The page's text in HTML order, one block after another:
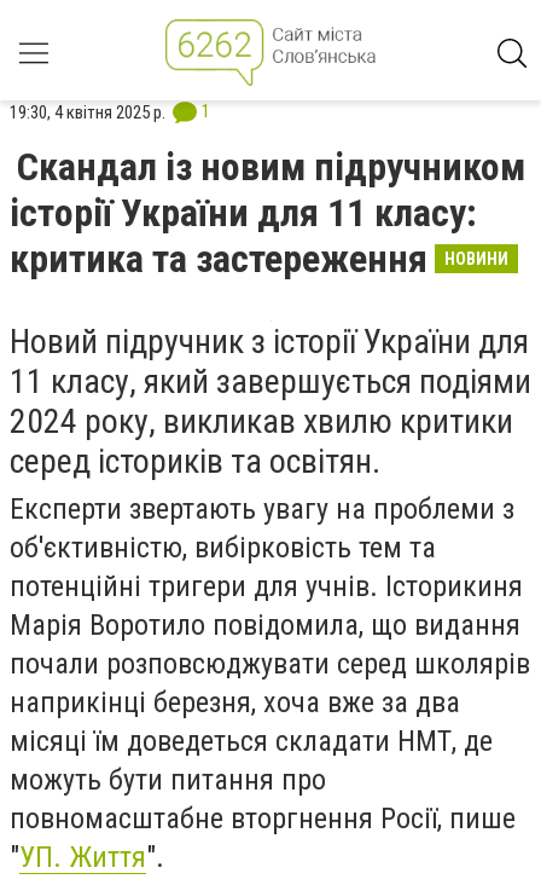
19:30, 4 квітня 2025 р. 1
Скандал із новим підручником
історії України для 11 класу:
критика та застереження
НОВИНИ
Новий підручник з історії України для
11 класу, який завершується подіями
2024 року, викликав хвилю критики
серед істориків та освітян.
Експерти звертають увагу на проблеми з
об'єктивністю, вибірковість тем та
потенційні тригери для учнів. Історикиня
Марія Воротило повідомила, що видання
почали розповсюджувати серед школярів
наприкінці березня, хоча вже за два
місяці їм доведеться складати НМТ, де
можуть бути питання про
повномасштабне вторгнення Росії, пише
"УП. Життя".